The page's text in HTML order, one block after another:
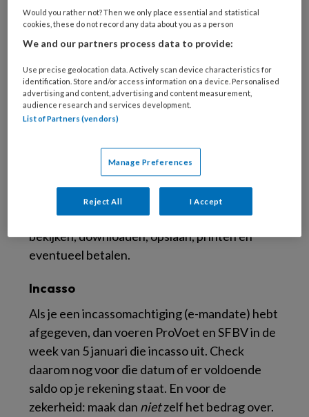
verwerken van persoonsgegevens. De
facturen voor je verzekeringen komen van
SFBV. In ‘Mijn ProVoet > Mijn Verzekeringen’
zie je welke verzekeringen je hebt afgesloten.
Digitaal
ProVoet en SFBV versturen geen papieren
financiële afdeling met een blauwe knop om de
factuur te downloaden. Let op: deze knop is
tijdelijk actief. In ‘Mijn ProVoet > Mijn
Facturen’ vind je al je facturen. Hier kun je ze
bekijken, downloaden, opslaan, printen en
eventueel betalen.
Incasso
Als je een incassomachtiging (e-mandate) hebt
afgegeven, dan voeren ProVoet en SFBV in de
week van 5 januari die incasso uit. Check
daarom nog voor die datum of er voldoende
saldo op je rekening staat. En voor de
zekerheid: maak dan nietzelf het bedrag over.
Would you rather not? Then we only place essential and statistical
cookies, these do not record any data about you as a person
We and our partners process data to provide:
Use precise geolocation data. Actively scan device characteristics for
identification. Store and/or access information on a device. Personalised
advertising and content, advertising and content measurement,
audience research and services development.
List of Partners (vendors)
Manage Preferences
Reject All I Accept